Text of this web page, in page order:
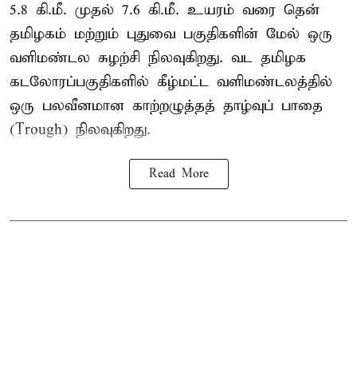
5.8 கி.மீ. முதல் 7.6 கி.மீ. உயரம் வரை தென்
தமிழகம் மற்றும் புதுவை பகுதிகளின் மேல் ஒரு
வளிமண்டல சுழற்சி நிலவுகிறது. வட தமிழக
கடலோரப்பகுதிகளில் கீழ்மட்ட வளிமண்டலத்தில்
ஒரு பலவீனமான காற்றழுத்தத் தாழ்வுப் பாதை
(Trough) நிலவுகிறது.
Read More